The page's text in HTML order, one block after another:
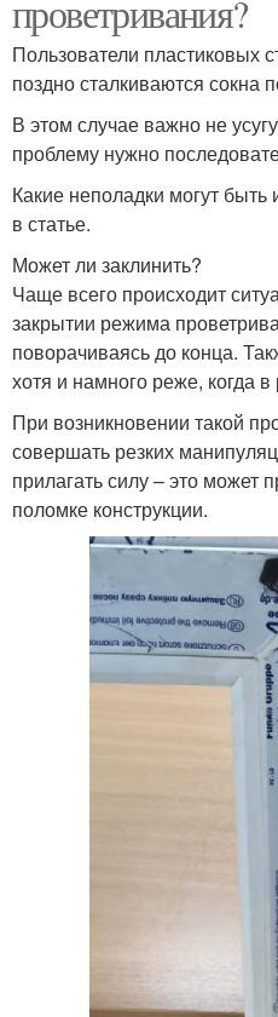
проветривания?
Пользователи пластиковых
поздно сталкиваются сокна
В этом случае важно не
проблему нужно
Какие неполадки могут быть
в статье.
Может ли заклинить?
Чаще всего происходит
закрытии режима
поворачиваясь до конца.
хотя и намного реже, когда
При возникновении такой
совершать резких
прилагать силу – это может
поломке конструкции.